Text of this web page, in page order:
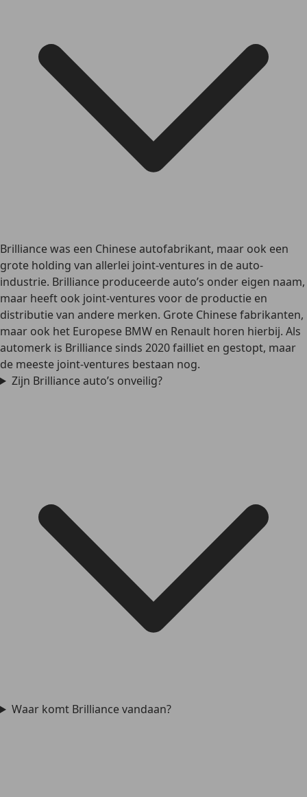
Brilliance was een Chinese autofabrikant, maar ook een
grote holding van allerlei joint-ventures in de auto-
industrie. Brilliance produceerde auto’s onder eigen naam,
maar heeft ook joint-ventures voor de productie en
distributie van andere merken. Grote Chinese fabrikanten,
maar ook het Europese BMW en Renault horen hierbij. Als
automerk is Brilliance sinds 2020 failliet en gestopt, maar
de meeste joint-ventures bestaan nog.
Zijn Brilliance auto’s onveilig?
Waar komt Brilliance vandaan?